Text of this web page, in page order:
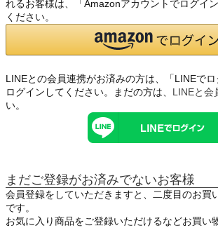
れるお客様は、「Amazonアカウントでログイ
ください。
LINEとの会員連携がお済みの方は、「LINEで
ログインしてください。まだの方は、 LINEと会
い。
まだご登録がお済みでないお客様
会員登録をしていただきますと、二度目のお買
です。
お気に入り商品をご登録いただけるなどお買い